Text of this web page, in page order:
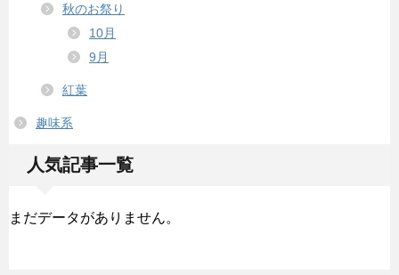
秋のお祭り
10月
9月
紅葉
趣味系
人気記事一覧
まだデータがありません。